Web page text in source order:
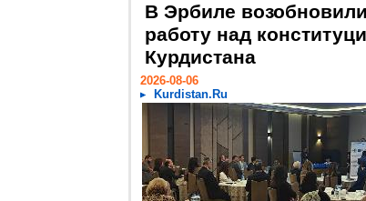
В Эрбиле возобновили
работу над
Курдистана
2026-08-06
Kurdistan.Ru